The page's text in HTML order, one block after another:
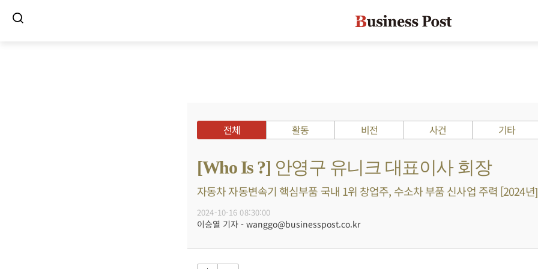
전체 활동 비전 사건 기타
[Who Is ?] 안영구 유니크 대표이사 회장
자동차 자동변속기 핵심부품 국내 1위 창업주, 수소차 부품 신사업 주력 [2024년]
2024-10-16 08:30:00
이승열 기자 - wanggo@businesspost.co.kr